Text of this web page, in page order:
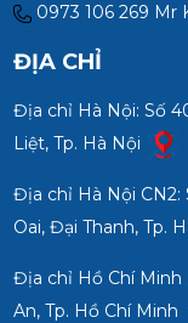
0973 106 269 Mr
ĐỊA CHỈ
Địa chỉ Hà Nội: Số
Liệt, Tp. Hà Nội
Địa chỉ Hà Nội CN2:
Oai, Đại Thanh, Tp.
Địa chỉ Hồ Chí Minh
An, Tp. Hồ Chí Minh